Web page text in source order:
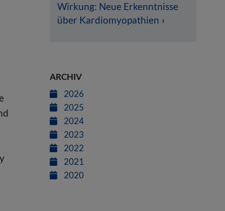
Wirkung: Neue Erkenntnisse
über Kardiomyopathien
ARCHIV
2026
2025
2024
2023
2022
2021
2020